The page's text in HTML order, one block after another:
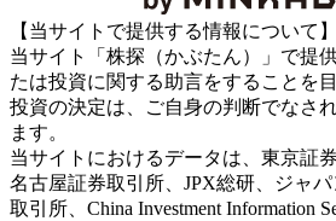
【当サイトで提供する情報について】
当サイト「株探（かぶたん）」で提
たは投資に関する助言をすることを
投資の決定は、ご自身の判断でなさ
ます。
当サイトにおけるデータは、東京証
名古屋証券取引所、JPX総研、ジャ
取引所、China Investment Information